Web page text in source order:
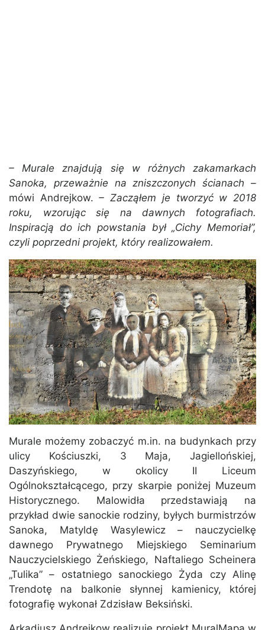
– Murale znajdują się w różnych zakamarkach
Sanoka, przeważnie na zniszczonych ścianach –
mówi Andrejkow. – Zacząłem je tworzyć w 2018
roku, wzorując się na dawnych fotografiach.
Inspiracją do ich powstania był „Cichy Memoriał”,
czyli poprzedni projekt, który realizowałem.
Murale możemy zobaczyć m.in. na budynkach przy
ulicy Kościuszki, 3 Maja, Jagiellońskiej,
Daszyńskiego, w okolicy II Liceum
Ogólnokształcącego, przy skarpie poniżej Muzeum
Historycznego. Malowidła przedstawiają na
przykład dwie sanockie rodziny, byłych burmistrzów
Sanoka, Matyldę Wasylewicz – nauczycielkę
dawnego Prywatnego Miejskiego Seminarium
Nauczycielskiego Żeńskiego, Naftaliego Scheinera
„Tulika” – ostatniego sanockiego Żyda czy Alinę
Trendotę na balkonie słynnej kamienicy, której
fotografię wykonał Zdzisław Beksiński.